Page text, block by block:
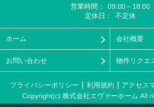
営業時間：
09:00～18:00
定休日：
不定休
ホーム 会社概要
お問い合わせ 物件リクエ
プライバシーポリシー 利用規約 アクセス
Copyright(c) 株式会社エヴァーホーム All